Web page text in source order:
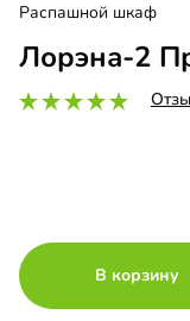
Распашной шкаф
Лорэна-2
В корзину